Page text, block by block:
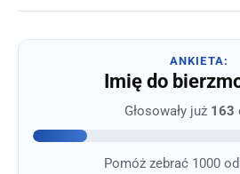
ANKIETA:
Imię do
Głosowały już 163
Pomóż zebrać 1000